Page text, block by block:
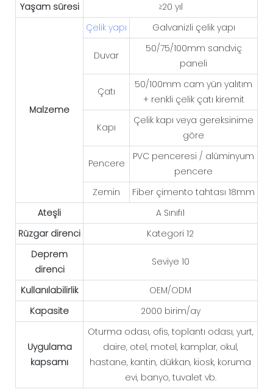
Yaşam süresi
≥20 yıl
Malzeme
Çelik yapı Galvanizli çelik yapı
Duvar
50/75/100mm sandviç
paneli
Çatı
50/100mm cam yün yalıtım
+ renkli çelik çatı kiremit
Kapı
Çelik kapı veya gereksinime
göre
Pencere
PVC penceresi / alüminyum
pencere
Zemin
Fiber çimento tahtası 18mm
Ateşli
A Sınıfı1
Rüzgar direnci
Kategori 12
Deprem
direnci
Seviye 10
Kullanılabilirlik
OEM/ODM
Kapasite
2000 birim/ay
Uygulama
kapsamı
Oturma odası, ofis, toplantı odası, yurt,
daire, otel, motel, kamplar, okul,
hastane, kantin, dükkan, kiosk, koruma
evi, banyo, tuvalet vb.